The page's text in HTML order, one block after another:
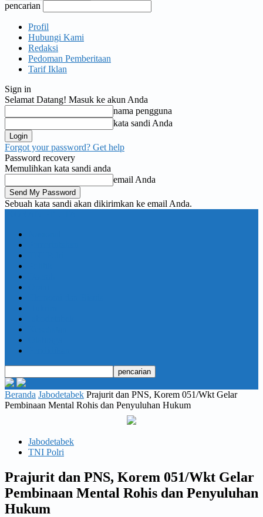
pencarian
Profil
Hubungi Kami
Redaksi
Pedoman Pemberitaan
Tarif Iklan
Sign in
Selamat Datang! Masuk ke akun Anda
nama pengguna
kata sandi Anda
Forgot your password? Get help
Password recovery
Memulihkan kata sandi anda
email Anda
Sebuah kata sandi akan dikirimkan ke email Anda.
Beranda Jabodetabek Prajurit dan PNS, Korem 051/Wkt Gelar
Pembinaan Mental Rohis dan Penyuluhan Hukum
Jabodetabek
TNI Polri
Prajurit dan PNS, Korem 051/Wkt Gelar
Pembinaan Mental Rohis dan Penyuluhan
Hukum